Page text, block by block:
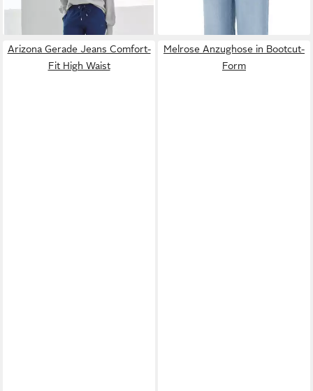
Arizona Gerade Jeans Comfort-
Fit High Waist
Melrose Anzughose in Bootcut-
Form